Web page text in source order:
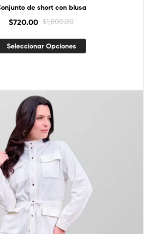
de short con blusa
$1,800.00
$720.00
Seleccionar Opciones